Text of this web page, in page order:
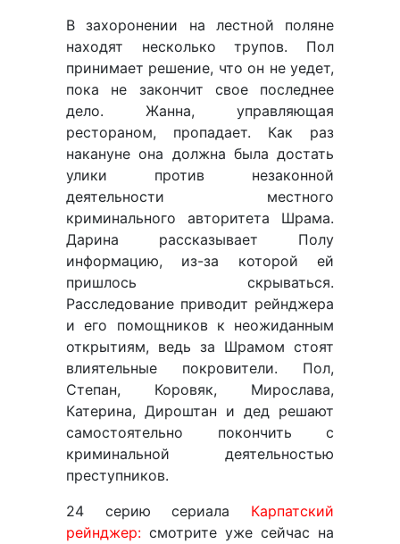
В захоронении на лестной поляне
находят несколько трупов. Пол
принимает решение, что он не уедет,
пока не закончит свое последнее
дело. Жанна, управляющая
рестораном, пропадает. Как раз
накануне она должна была достать
улики против незаконной
деятельности местного
криминального авторитета Шрама.
Дарина рассказывает Полу
информацию, из-за которой ей
пришлось скрываться.
Расследование приводит рейнджера
и его помощников к неожиданным
открытиям, ведь за Шрамом стоят
влиятельные покровители. Пол,
Степан, Коровяк, Мирослава,
Катерина, Дироштан и дед решают
самостоятельно покончить с
криминальной деятельностью
преступников.
24 серию сериала Карпатский
рейнджер: смотрите уже сейчас на